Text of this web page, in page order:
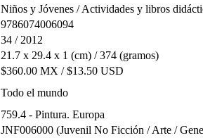
Niños y Jóvenes / Actividades y libros
9786074006094
34 / 2012
21.7 x 29.4 x 1 (cm) / 374 (gramos)
$360.00 MX / $13.50 USD
Todo el mundo
759.4 - Pintura. Europa
JNF006000 (Juvenil No Ficción / Arte /